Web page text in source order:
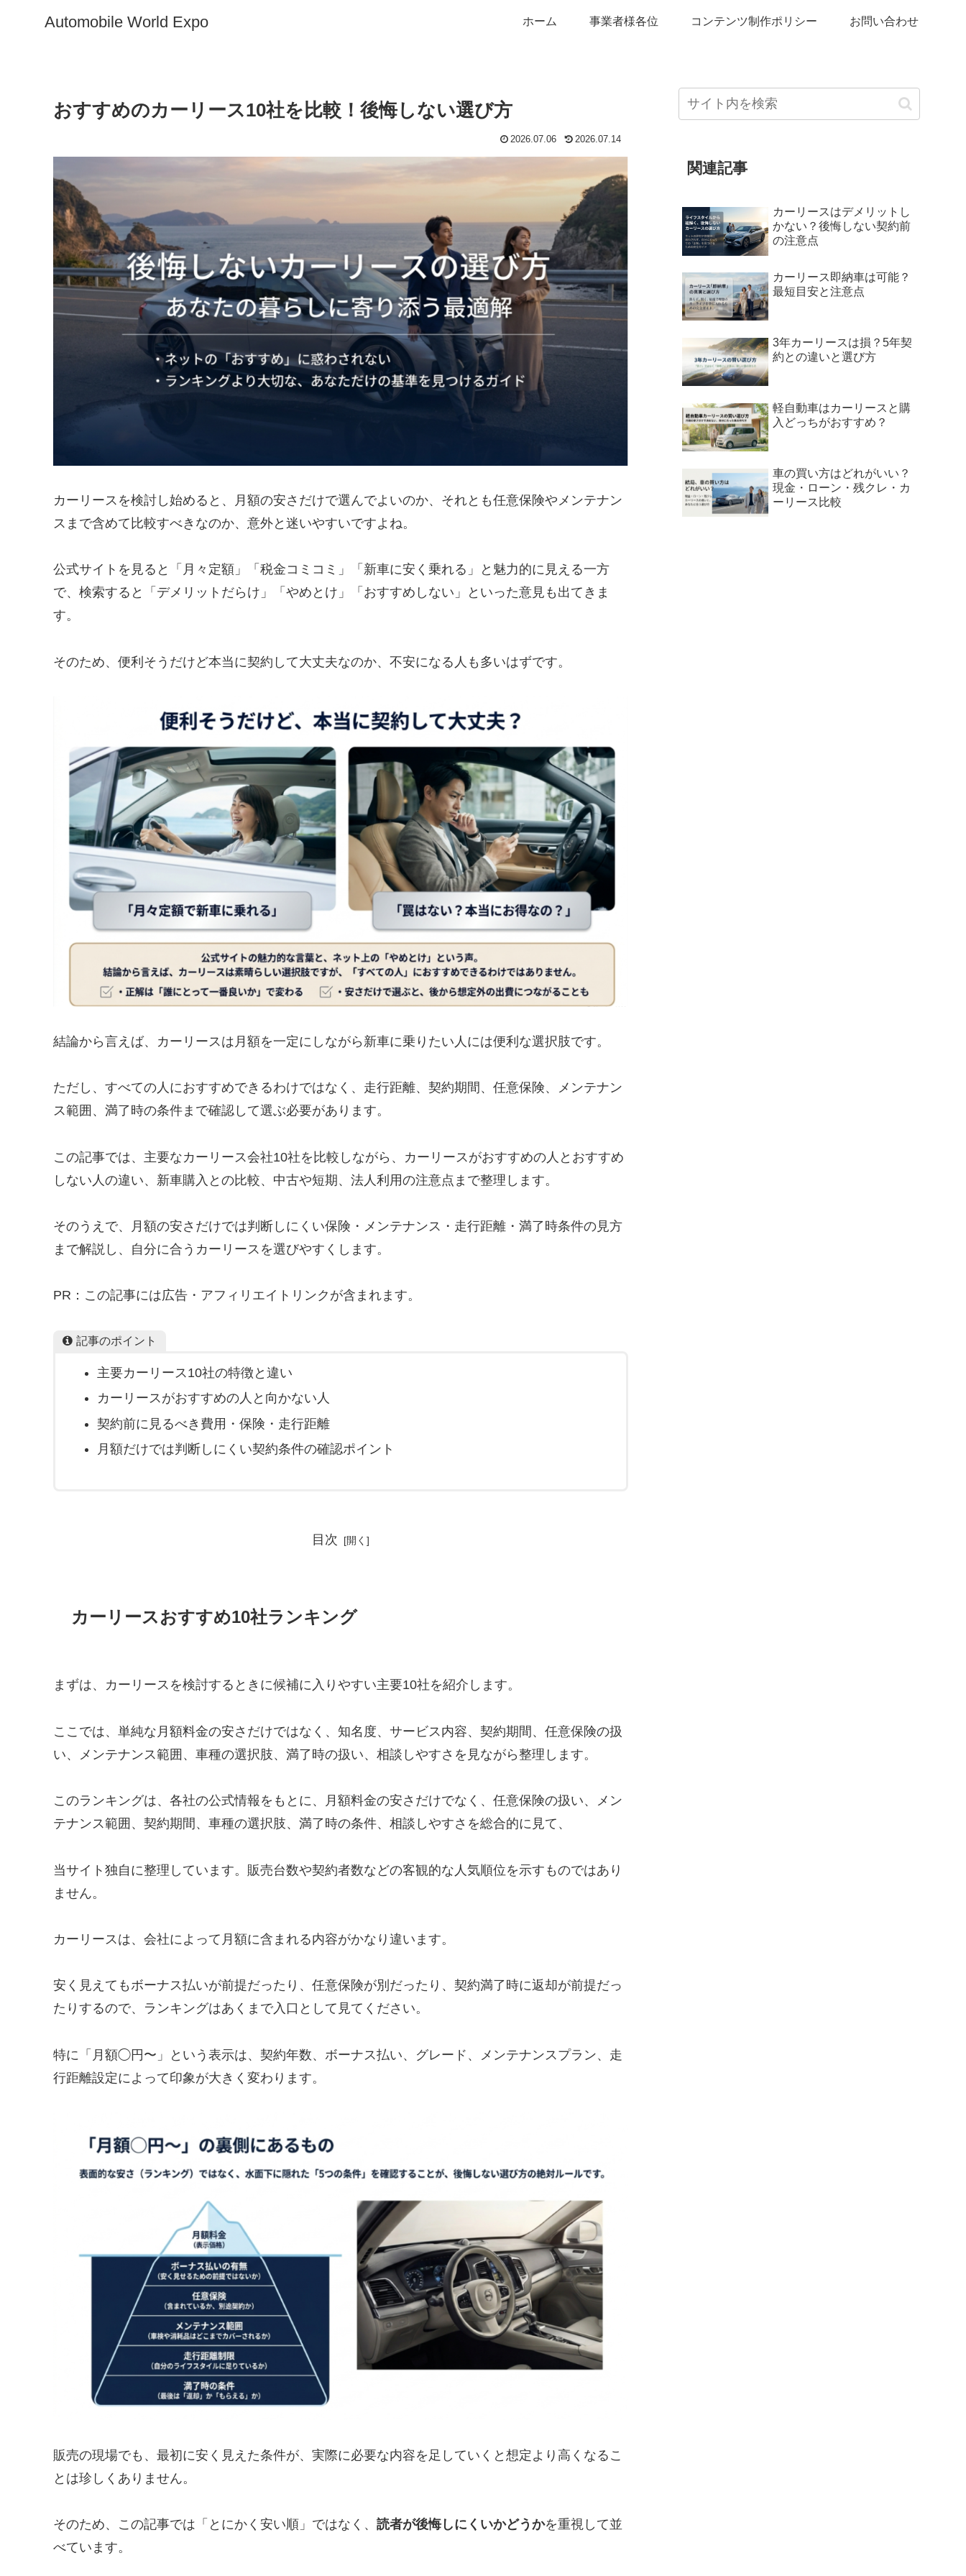
Automobile World Expo ホーム 事業者様各位 コンテンツ制作ポリシー お問い合わせ
おすすめのカーリース10社を比較！後悔しない選び方
2026.07.06 2026.07.14
カーリースを検討し始めると、月額の安さだけで選んでよいのか、それとも任意保険やメンテナン
スまで含めて比較すべきなのか、意外と迷いやすいですよね。
公式サイトを見ると「月々定額」「税金コミコミ」「新車に安く乗れる」と魅力的に見える一方
で、検索すると「デメリットだらけ」「やめとけ」「おすすめしない」といった意見も出てきま
す。
そのため、便利そうだけど本当に契約して大丈夫なのか、不安になる人も多いはずです。
結論から言えば、カーリースは月額を一定にしながら新車に乗りたい人には便利な選択肢です。
ただし、すべての人におすすめできるわけではなく、走行距離、契約期間、任意保険、メンテナン
ス範囲、満了時の条件まで確認して選ぶ必要があります。
この記事では、主要なカーリース会社10社を比較しながら、カーリースがおすすめの人とおすすめ
しない人の違い、新車購入との比較、中古や短期、法人利用の注意点まで整理します。
そのうえで、月額の安さだけでは判断しにくい保険・メンテナンス・走行距離・満了時条件の見方
まで解説し、自分に合うカーリースを選びやすくします。
PR：この記事には広告・アフィリエイトリンクが含まれます。
記事のポイント
主要カーリース10社の特徴と違い
カーリースがおすすめの人と向かない人
契約前に見るべき費用・保険・走行距離
月額だけでは判断しにくい契約条件の確認ポイント
目次
カーリースおすすめ10社ランキング
まずは、カーリースを検討するときに候補に入りやすい主要10社を紹介します。
ここでは、単純な月額料金の安さだけではなく、知名度、サービス内容、契約期間、任意保険の扱
い、メンテナンス範囲、車種の選択肢、満了時の扱い、相談しやすさを見ながら整理します。
このランキングは、各社の公式情報をもとに、月額料金の安さだけでなく、任意保険の扱い、メン
テナンス範囲、契約期間、車種の選択肢、満了時の条件、相談しやすさを総合的に見て、
当サイト独自に整理しています。販売台数や契約者数などの客観的な人気順位を示すものではあり
ません。
カーリースは、会社によって月額に含まれる内容がかなり違います。
安く見えてもボーナス払いが前提だったり、任意保険が別だったり、契約満了時に返却が前提だっ
たりするので、ランキングはあくまで入口として見てください。
特に「月額◯円〜」という表示は、契約年数、ボーナス払い、グレード、メンテナンスプラン、走
行距離設定によって印象が大きく変わります。
販売の現場でも、最初に安く見えた条件が、実際に必要な内容を足していくと想定より高くなるこ
とは珍しくありません。
そのため、この記事では「とにかく安い順」ではなく、 読者が後悔しにくいかどうかを重視して並
べています。
関連記事
カーリースはデメリットし
かない？後悔しない契約前
の注意点
カーリース即納車は可能？
最短目安と注意点
3年カーリースは損？5年契
約との違いと選び方
軽自動車はカーリースと購
入どっちがおすすめ？
車の買い方はどれがいい？
現金・ローン・残クレ・カ
ーリース比較